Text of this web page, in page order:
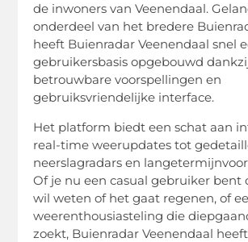
de inwoners van Veenendaal.
onderdeel van het bredere
heeft Buienradar Veenendaal snel
gebruikersbasis opgebouwd
betrouwbare voorspellingen en
gebruiksvriendelijke interface.
Het platform biedt een schat aan
real-time weerupdates tot
neerslagradars en
Of je nu een casual gebruiker bent
wil weten of het gaat regenen, of
weerenthousiasteling die
zoekt, Buienradar Veenendaal